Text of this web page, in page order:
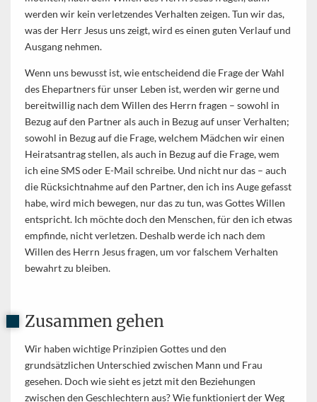
werden wir kein verletzendes Verhalten zeigen. Tun wir das,
was der Herr Jesus uns zeigt, wird es einen guten Verlauf und
Ausgang nehmen.
Wenn uns bewusst ist, wie entscheidend die Frage der Wahl
des Ehepartners für unser Leben ist, werden wir gerne und
bereitwillig nach dem Willen des Herrn fragen – sowohl in
Bezug auf den Partner als auch in Bezug auf unser Verhalten;
sowohl in Bezug auf die Frage, welchem Mädchen wir einen
Heiratsantrag stellen, als auch in Bezug auf die Frage, wem
ich eine SMS oder E-Mail schreibe. Und nicht nur das – auch
die Rücksichtnahme auf den Partner, den ich ins Auge gefasst
habe, wird mich bewegen, nur das zu tun, was Gottes Willen
entspricht. Ich möchte doch den Menschen, für den ich etwas
empfinde, nicht verletzen. Deshalb werde ich nach dem
Willen des Herrn Jesus fragen, um vor falschem Verhalten
bewahrt zu bleiben.
Zusammen gehen
Wir haben wichtige Prinzipien Gottes und den
grundsätzlichen Unterschied zwischen Mann und Frau
gesehen. Doch wie sieht es jetzt mit den Beziehungen
zwischen den Geschlechtern aus? Wie funktioniert der Weg